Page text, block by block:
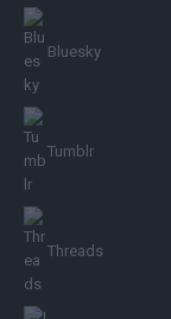
Bluesky
Tumblr
Threads